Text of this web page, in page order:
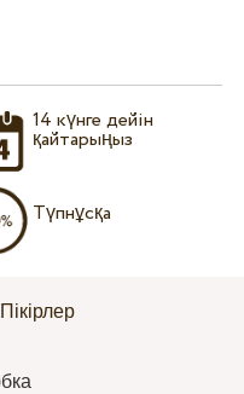
14 күнге дейін
қайтарыңыз
Түпнұсқа
Пікірлер